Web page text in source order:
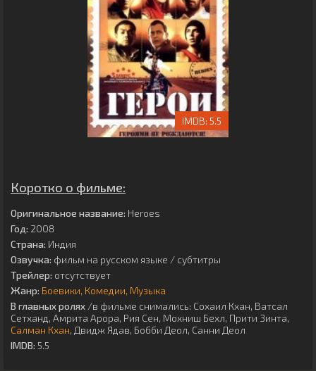
5.5
Коротко о фильме:
Оригинальное название: Heroes
Год: 2008
Страна: Индия
Озвучка: фильм на русском языке / субтитры
Трейлер: отсутствует
Жанр: Боевики Комедии Музыка
В главных ролях /в фильме снимались: Сохаил Кхан, Ватсал
Сетханд, Амрита Арора, Рия Сен, Мохниш Бехл, Прити Зинта,
Салман Кхан, Двидж Ядав, Бобби Деол, Санни Деол
IMDB: 5.5